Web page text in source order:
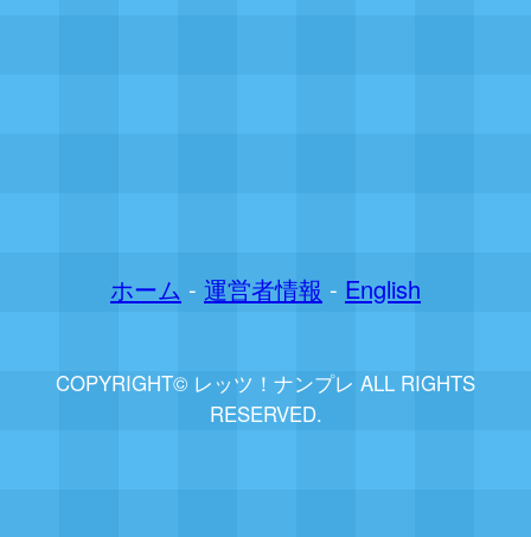
ホーム - 運営者情報 - English
COPYRIGHT© レッツ！ナンプレ ALL RIGHTS
RESERVED.